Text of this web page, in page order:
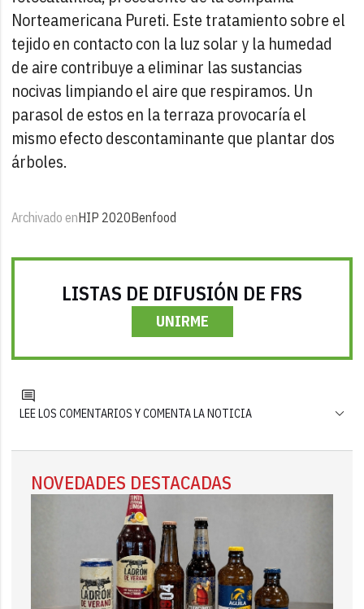
Norteamericana Pureti. Este tratamiento sobre el
tejido en contacto con la luz solar y la humedad
de aire contribuye a eliminar las sustancias
nocivas limpiando el aire que respiramos. Un
parasol de estos en la terraza provocaría el
mismo efecto descontaminante que plantar dos
árboles.
Archivado enHIP 2020Benfood
LISTAS DE DIFUSIÓN DE FRS
UNIRME
LEE LOS COMENTARIOS Y COMENTA LA NOTICIA
NOVEDADES DESTACADAS